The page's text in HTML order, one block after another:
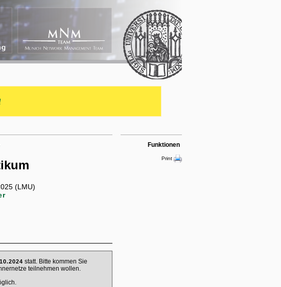
Funktionen
Print
(LMU)
statt. Bitte kommen Sie
teilnehmen wollen.